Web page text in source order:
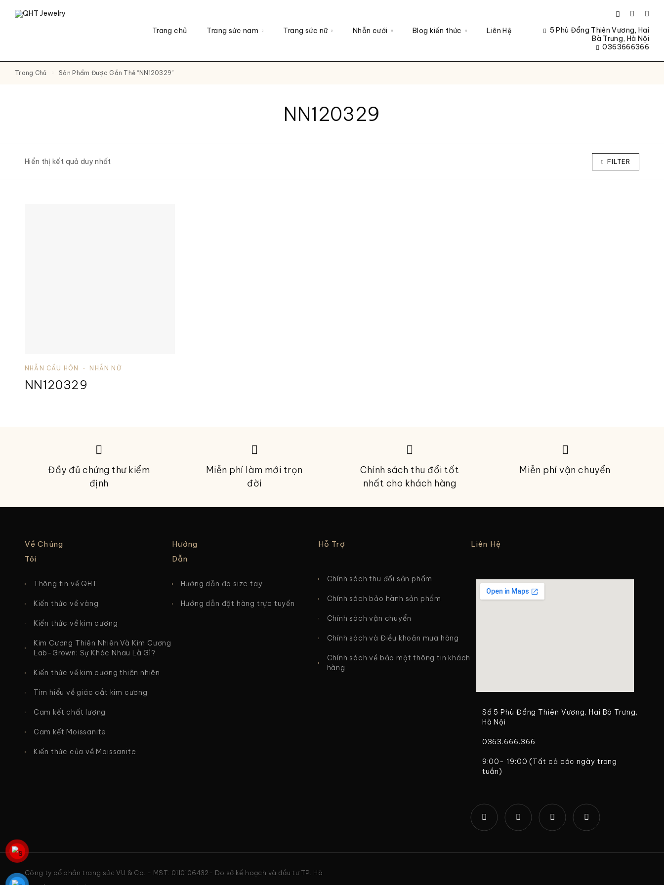
Trang chủ Trang sức nam Trang sức nữ Nhẫn cưới Blog kiến thức Liên Hệ
5 Phù Đổng Thiên Vương, Hai
Bà Trưng, Hà Nội
0363666366
Trang Chủ Sản Phẩm Được Gắn Thẻ “NN120329”
NN120329
Hiển thị kết quả duy nhất FILTER
NHẪN CẦU HÔN NHẪN NỮ
NN120329
Đầy đủ chứng thư kiểm
định
Miễn phí làm mới trọn
đời
Chính sách thu đổi tốt
nhất cho khách hàng
Miễn phí vận chuyển
Về Chúng
Tôi
Thông tin về QHT
Kiến thức về vàng
Kiến thức về kim cương
Kim Cương Thiên Nhiên Và Kim Cương
Lab-Grown: Sự Khác Nhau Là Gì?
Kiến thức về kim cương thiên nhiên
Tìm hiểu về giác cắt kim cương
Cam kết chất lượng
Cam kết Moissanite
Kiến thức của về Moissanite
Hướng
Dẫn
Hướng dẫn đo size tay
Hướng dẫn đặt hàng trực tuyến
Hỗ Trợ
Chính sách thu đổi sản phẩm
Chính sách bảo hành sản phẩm
Chính sách vận chuyển
Chính sách và Điều khoản mua hàng
Chính sách về bảo mật thông tin khách
hàng
Liên Hệ
Số 5 Phù Đổng Thiên Vương, Hai Bà Trưng,
Hà Nội
0363.666.366
9:00- 19:00 (Tất cả các ngày trong
tuần)
Công ty cổ phần trang sức VU & Co. - MST: 0110106432- Do sở kế hoạch và đầu tư TP. Hà